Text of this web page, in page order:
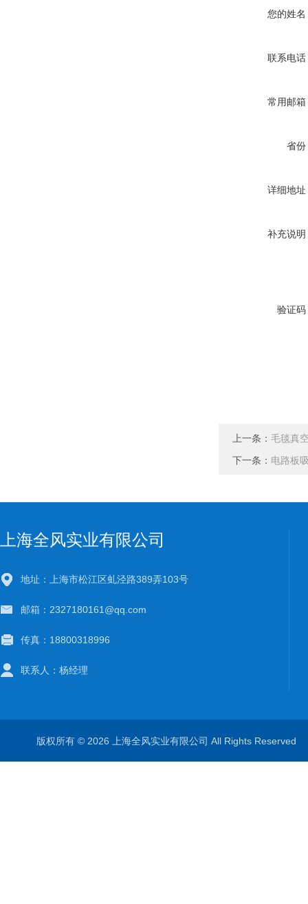
您的姓名
联系电话
常用邮箱
省份
详细地址
补充说明
验证码
上一条： 毛毯真
下一条： 电路板
上海全风实业有限公司
地址：上海市松江区虬泾路389弄103号
邮箱：2327180161@qq.com
传真：18800318996
联系人：杨经理
版权所有 © 2026 上海全风实业有限公司 All Rights